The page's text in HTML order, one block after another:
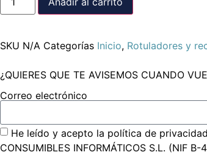
SKU N/A Categorías Inicio, Rotuladores y
¿QUIERES QUE TE AVISEMOS CUANDO
Correo electrónico
He leído y acepto la política de
CONSUMIBLES INFORMÁTICOS S.L.